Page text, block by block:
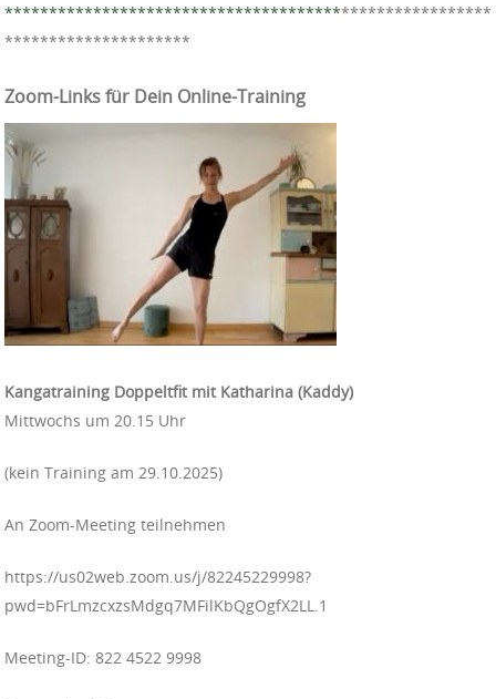
*******************************************************
*********************
Zoom-Links für Dein Online-Training
Kangatraining Doppeltfit mit Katharina (Kaddy)
Mittwochs um 20.15 Uhr
(kein Training am 29.10.2025)
An Zoom-Meeting teilnehmen
https://us02web.zoom.us/j/82245229998?
pwd=bFrLmzcxzsMdgq7MFilKbQgOgfX2LL.1
Meeting-ID: 822 4522 9998